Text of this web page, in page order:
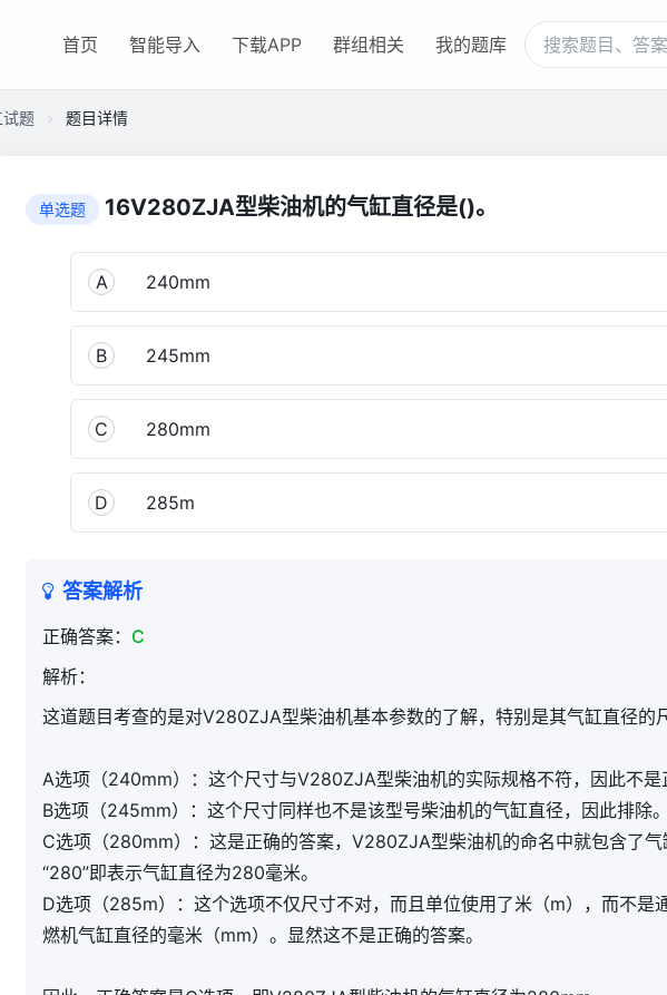
首页 智能导入 下载APP 群组相关 我的题库
题 题目详情
单选题 16V280ZJA型柴油机的气缸直径是()。
A 240mm
B 245mm
C 280mm
D 285m
答案解析
正确答案： C
解析：
这道题目考查的是对V280ZJA型柴油机基本参数的了解，特别是其气缸直径的
A选项（240mm）：这个尺寸与V280ZJA型柴油机的实际规格不符，因此不是
B选项（245mm）：这个尺寸同样也不是该型号柴油机的气缸直径，因此排除
C选项（280mm）：这是正确的答案，V280ZJA型柴油机的命名中就包含了
“280”即表示气缸直径为280毫米。
D选项（285m）：这个选项不仅尺寸不对，而且单位使用了米（m），而不是
燃机气缸直径的毫米（mm）。显然这不是正确的答案。